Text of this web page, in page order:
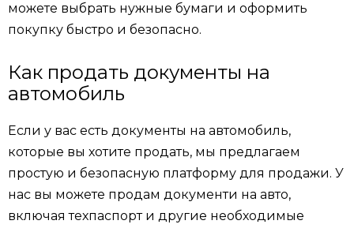
можете выбрать нужные бумаги и оформить
покупку быстро и безопасно.
Как продать документы на
автомобиль
Если у вас есть документы на автомобиль,
которые вы хотите продать, мы предлагаем
простую и безопасную платформу для продажи. У
нас вы можете продам документи на авто,
включая техпаспорт и другие необходимые